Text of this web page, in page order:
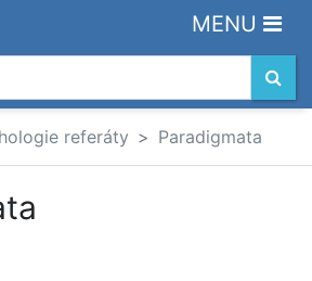
MENU
referáty Paradigmata